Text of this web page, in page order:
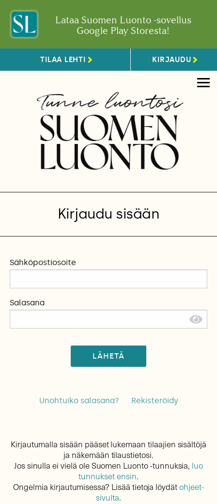
Lataa Suomen Luonto -sovellus
Google Play Storesta!
TILAA LEHTI KIRJAUDU
Kirjaudu sisään
Sähköpostiosoite
Salasana
LÄHETÄ
Unohtuiko salasana? Rekisteröidy
Kirjautumalla sisään pääset lukemaan tilaajien sisältöjä
ja näkemään tilaustietosi.
Jos sinulla ei vielä ole Suomen Luonto -tunnuksia, luo
tunnukset ensin.
Ongelmia kirjautumisessa? Lisää tietoja löydätohjeet-
sivulta.